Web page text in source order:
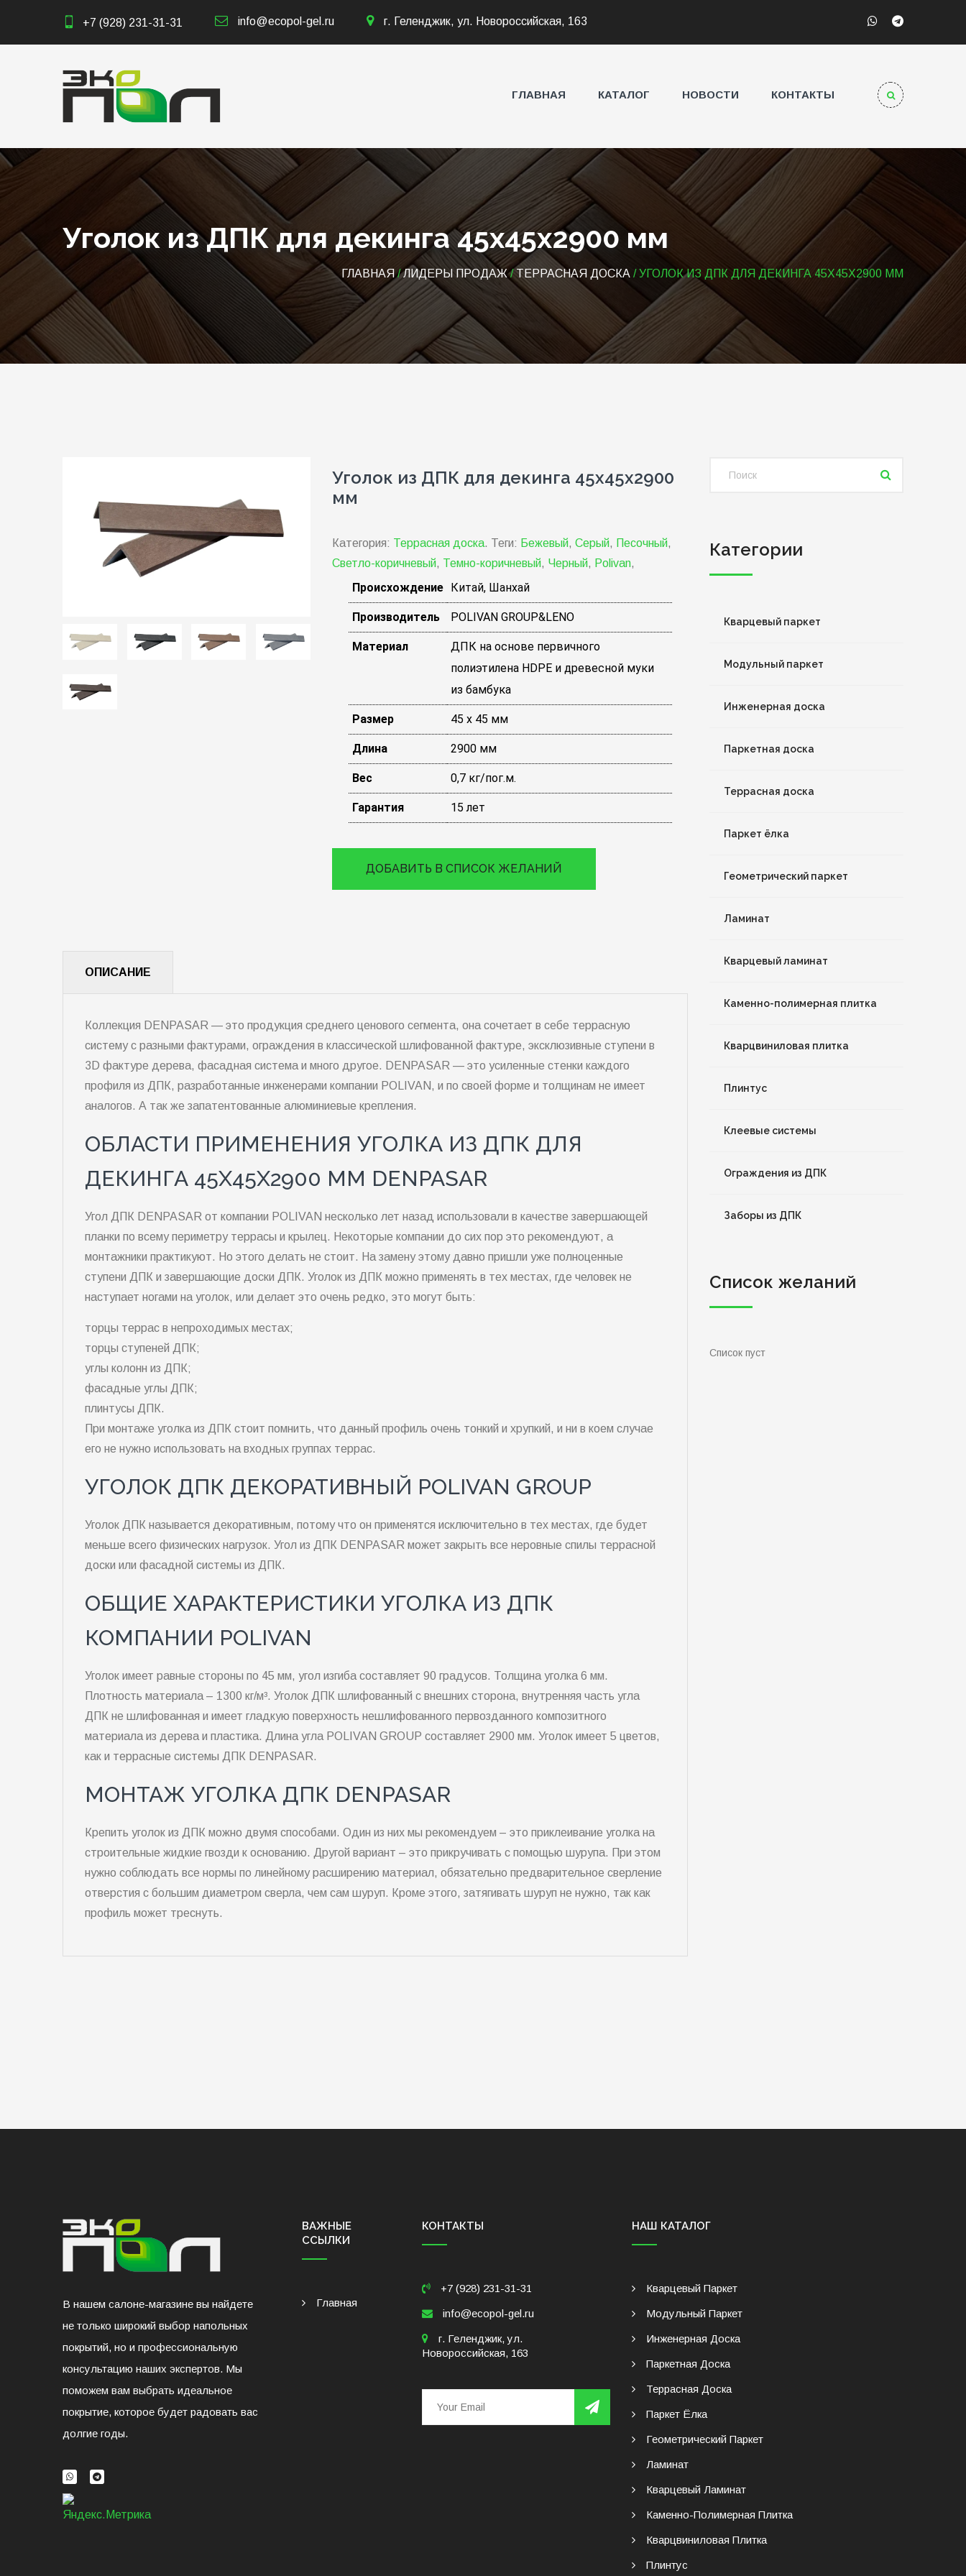
+7 (928) 231-31-31 info@ecopol-gel.ru г. Геленджик, ул. Новороссийская, 163
ГЛАВНАЯ КАТАЛОГ НОВОСТИ КОНТАКТЫ
Уголок из ДПК для декинга 45х45х2900 мм
ГЛАВНАЯ/ЛИДЕРЫ ПРОДАЖ/ТЕРРАСНАЯ ДОСКА / УГОЛОК ИЗ ДПК ДЛЯ ДЕКИНГА 45Х45Х2900 ММ
Уголок из ДПК для декинга 45х45х2900
мм
Категория: Террасная доска. Теги: Бежевый, Серый, Песочный,
Светло-коричневый, Темно-коричневый, Черный, Polivan,
Происхождение Китай, Шанхай
Производитель POLIVAN GROUP&LENO
Материал
ДПК на основе первичного
полиэтилена HDPE и древесной муки
из бамбука
Размер 45 х 45 мм
Длина 2900 мм
Вес 0,7 кг/пог.м.
Гарантия 15 лет
ДОБАВИТЬ В СПИСОК ЖЕЛАНИЙ
ОПИСАНИЕ
Коллекция DENPASAR — это продукция среднего ценового сегмента, она сочетает в себе террасную
систему с разными фактурами, ограждения в классической шлифованной фактуре, эксклюзивные ступени в
3D фактуре дерева, фасадная система и много другое. DENPASAR — это усиленные стенки каждого
профиля из ДПК, разработанные инженерами компании POLIVAN, и по своей форме и толщинам не имеет
аналогов. А так же запатентованные алюминиевые крепления.
ОБЛАСТИ ПРИМЕНЕНИЯ УГОЛКА ИЗ ДПК ДЛЯ
ДЕКИНГА 45Х45Х2900 ММ DENPASAR
Угол ДПК DENPASAR от компании POLIVAN несколько лет назад использовали в качестве завершающей
планки по всему периметру террасы и крылец. Некоторые компании до сих пор это рекомендуют, а
монтажники практикуют. Но этого делать не стоит. На замену этому давно пришли уже полноценные
ступени ДПК и завершающие доски ДПК. Уголок из ДПК можно применять в тех местах, где человек не
наступает ногами на уголок, или делает это очень редко, это могут быть:
торцы террас в непроходимых местах;
торцы ступеней ДПК;
углы колонн из ДПК;
фасадные углы ДПК;
плинтусы ДПК.
При монтаже уголка из ДПК стоит помнить, что данный профиль очень тонкий и хрупкий, и ни в коем случае
его не нужно использовать на входных группах террас.
УГОЛОК ДПК ДЕКОРАТИВНЫЙ POLIVAN GROUP
Уголок ДПК называется декоративным, потому что он применятся исключительно в тех местах, где будет
меньше всего физических нагрузок. Угол из ДПК DENPASAR может закрыть все неровные спилы террасной
доски или фасадной системы из ДПК.
ОБЩИЕ ХАРАКТЕРИСТИКИ УГОЛКА ИЗ ДПК
КОМПАНИИ POLIVAN
Уголок имеет равные стороны по 45 мм, угол изгиба составляет 90 градусов. Толщина уголка 6 мм.
Плотность материала – 1300 кг/м³. Уголок ДПК шлифованный с внешних сторона, внутренняя часть угла
ДПК не шлифованная и имеет гладкую поверхность нешлифованного первозданного композитного
материала из дерева и пластика. Длина угла POLIVAN GROUP составляет 2900 мм. Уголок имеет 5 цветов,
как и террасные системы ДПК DENPASAR.
МОНТАЖ УГОЛКА ДПК DENPASAR
Крепить уголок из ДПК можно двумя способами. Один из них мы рекомендуем – это приклеивание уголка на
строительные жидкие гвозди к основанию. Другой вариант – это прикручивать с помощью шурупа. При этом
нужно соблюдать все нормы по линейному расширению материал, обязательно предварительное сверление
отверстия с большим диаметром сверла, чем сам шуруп. Кроме этого, затягивать шуруп не нужно, так как
профиль может треснуть.
Категории
Кварцевый паркет
Модульный паркет
Инженерная доска
Паркетная доска
Террасная доска
Паркет ёлка
Геометрический паркет
Ламинат
Кварцевый ламинат
Каменно-полимерная плитка
Кварцвиниловая плитка
Плинтус
Клеевые системы
Ограждения из ДПК
Заборы из ДПК
Список желаний
Список пуст
В нашем салоне-магазине вы найдете
не только широкий выбор напольных
покрытий, но и профессиональную
консультацию наших экспертов. Мы
поможем вам выбрать идеальное
покрытие, которое будет радовать вас
долгие годы.
ВАЖНЫЕ
ССЫЛКИ
Главная
КОНТАКТЫ
+7 (928) 231-31-31
info@ecopol-gel.ru
г. Геленджик, ул.
Новороссийская, 163
НАШ КАТАЛОГ
Кварцевый Паркет
Модульный Паркет
Инженерная Доска
Паркетная Доска
Террасная Доска
Паркет Ёлка
Геометрический Паркет
Ламинат
Кварцевый Ламинат
Каменно-Полимерная Плитка
Кварцвиниловая Плитка
Плинтус